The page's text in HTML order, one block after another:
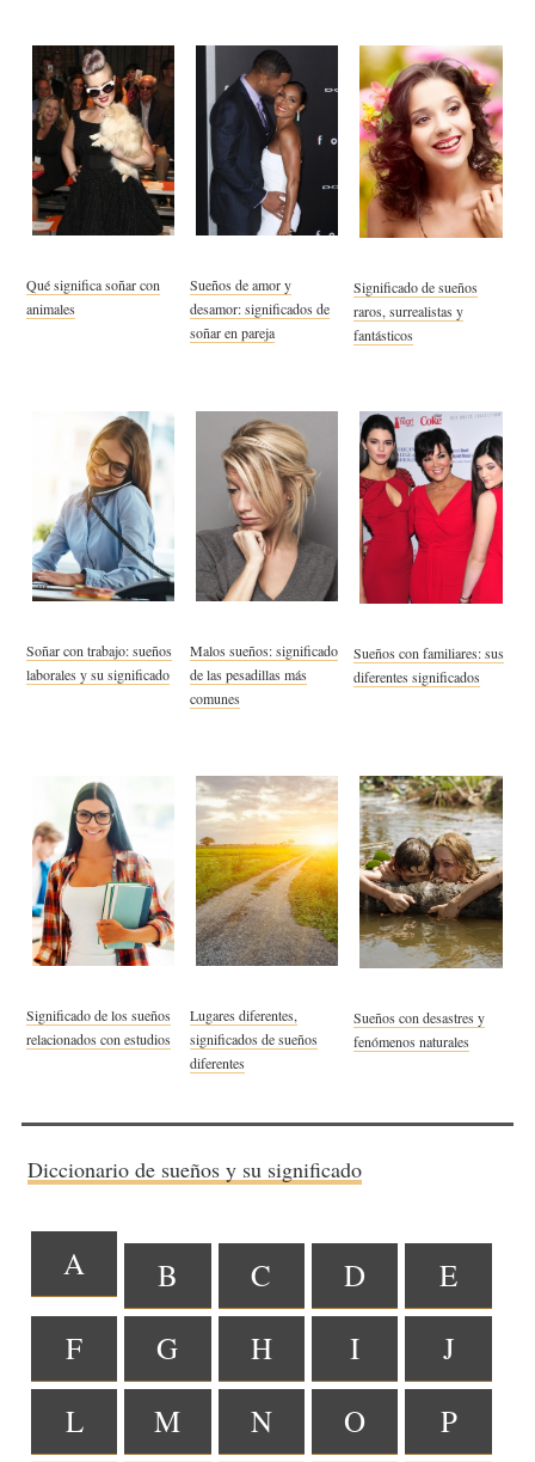
Qué significa soñar con
animales
Sueños de amor y
desamor: significados de
soñar en pareja
Significado de sueños
raros, surrealistas y
fantásticos
Soñar con trabajo: sueños
laborales y su significado
Malos sueños: significado
de las pesadillas más
comunes
Sueños con familiares: sus
diferentes significados
Significado de los sueños
relacionados con estudios
Lugares diferentes,
significados de sueños
diferentes
Sueños con desastres y
fenómenos naturales
Diccionario de sueños y su significado
A B C D
E
F
G H I
J
L
M N O
P